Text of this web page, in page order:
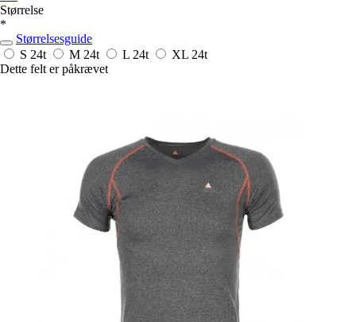
Størrelse
*
Størrelsesguide
S 24t M 24t L 24t XL 24t
Dette felt er påkrævet